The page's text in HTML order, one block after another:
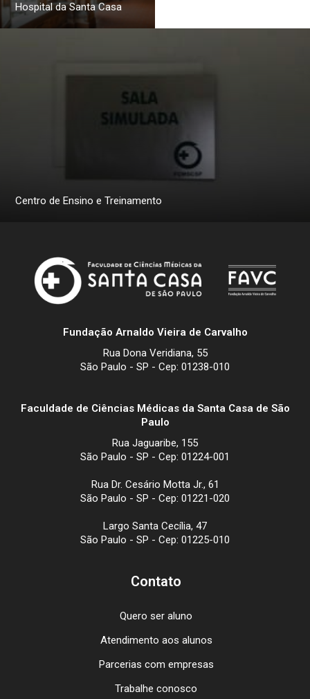
Hospital da Santa Casa
Centro de Ensino e Treinamento
Fundação Arnaldo Vieira de Carvalho
Rua Dona Veridiana, 55
São Paulo - SP - Cep: 01238-010
Faculdade de Ciências Médicas da Santa Casa de São
Paulo
Rua Jaguaribe, 155
São Paulo - SP - Cep: 01224-001
Rua Dr. Cesário Motta Jr., 61
São Paulo - SP - Cep: 01221-020
Largo Santa Cecília, 47
São Paulo - SP - Cep: 01225-010
Contato
Quero ser aluno
Atendimento aos alunos
Parcerias com empresas
Trabalhe conosco